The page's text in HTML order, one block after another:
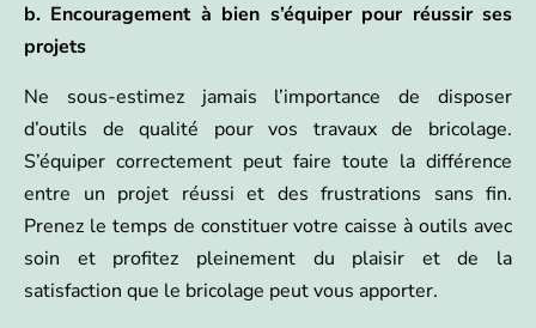
b. Encouragement à bien s’équiper pour réussir ses
projets
Ne sous-estimez jamais l’importance de disposer
d’outils de qualité pour vos travaux de bricolage.
S’équiper correctement peut faire toute la différence
entre un projet réussi et des frustrations sans fin.
Prenez le temps de constituer votre caisse à outils avec
soin et profitez pleinement du plaisir et de la
satisfaction que le bricolage peut vous apporter.